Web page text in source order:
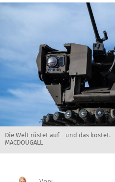
Die Welt rüstet auf – und das kostet. -
MACDOUGALL